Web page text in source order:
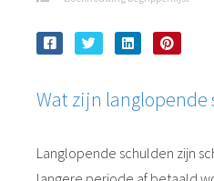
Wat zijn langlopende
Langlopende schulden zijn